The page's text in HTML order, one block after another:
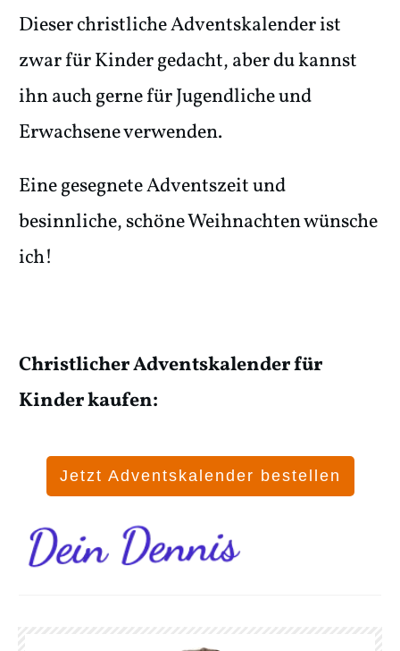
Dieser christliche Adventskalender ist
zwar für Kinder gedacht, aber du kannst
ihn auch gerne für Jugendliche und
Erwachsene verwenden.
Eine gesegnete Adventszeit und
besinnliche, schöne Weihnachten wünsche
ich!
Christlicher Adventskalender für
Kinder kaufen:
Jetzt Adventskalender bestellen